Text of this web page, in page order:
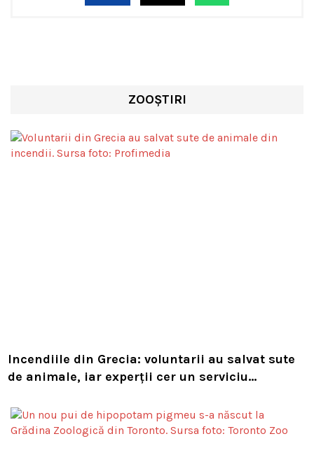
ZOOȘTIRI
Incendiile din Grecia: voluntarii au salvat sute
de animale, iar experții cer un serviciu